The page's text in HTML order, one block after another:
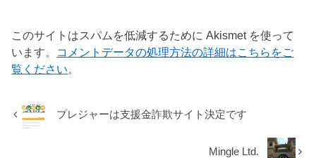
このサイトはスパムを低減するために Akismet を使って
います。 コメントデータの処理方法の詳細はこちらをご
覧ください。
プレジャーは支援金詐欺サイト決定です
Mingle Ltd.